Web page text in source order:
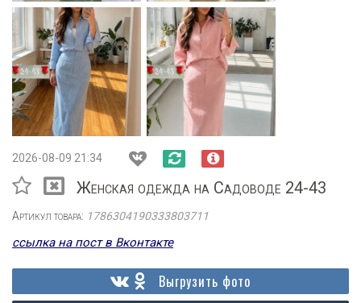
2026-08-09 21:34
Женская одежда на Садоводе 24-43
Артикул товара: 1786304190333803711
ссылка на пост в Вконтакте
Выгрузить фото